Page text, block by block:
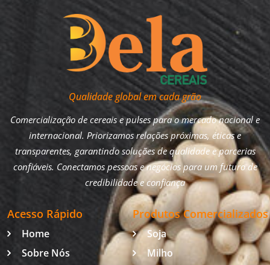
Qualidade global em cada grão
Comercialização de cereais e pulses para o mercado nacional e
internacional. Priorizamos relações próximas, éticas e
transparentes, garantindo soluções de qualidade e parcerias
confiáveis. Conectamos pessoas e negócios para um futuro de
credibilidade e confiança
Acesso Rápido
Home
Sobre Nós
Produtos Comercializados
Soja
Milho